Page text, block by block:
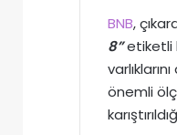
BNB,
8”etiketli
önemli